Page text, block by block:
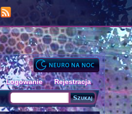
Logowanie Rejestracja
Formularz wyszukiwania